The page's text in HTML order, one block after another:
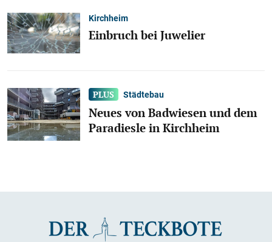
Kirchheim
Einbruch bei Juwelier
Städtebau
Neues von Badwiesen und dem
Paradiesle in Kirchheim